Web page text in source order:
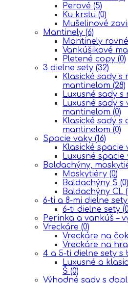
Perové (5)
Ku krstu (0)
Mušelinové
Mantinely (6)
Mantinely rovné
Vankúšikové
Pletené copy (0)
3 dielne sety (32)
Klasické sady s
mantinelom (28)
Luxusné sady s
Luxusné sady s
mantinelom (0)
Klasické sady s
mantinelom (0)
Spacie vaky (16)
Klasické spacie
Luxusné spacie
Baldachýny,
Moskytiéry (0)
Baldachýny Š (0)
Baldachýny CL
6-ti a 8-mi dielne sety
6-ti dielne sety
Perinka a vankúš –
Vreckáre (0)
Vreckáre na
Vreckáre na
4 a 5-ti dielne sety s
Luxusné a
Š (0)
Výhodné sady s